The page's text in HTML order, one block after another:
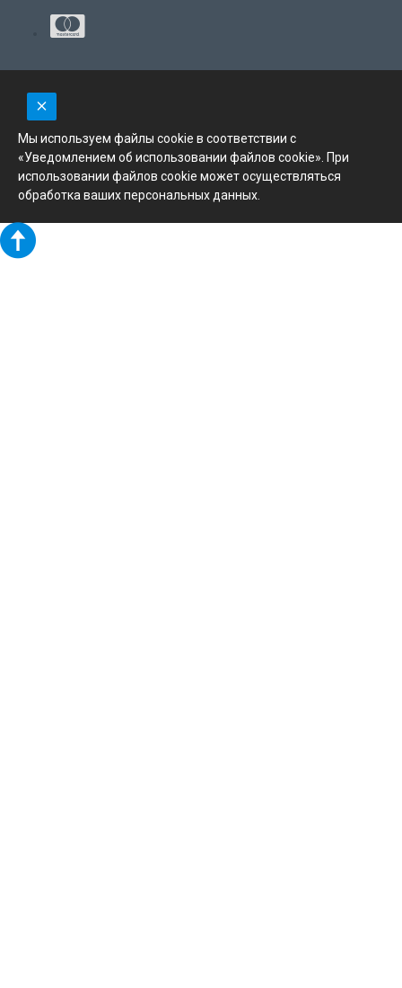
Мы используем файлы cookie в соответствии с
«Уведомлением об использовании файлов cookie». При
использовании файлов cookie может осуществляться
обработка ваших персональных данных.